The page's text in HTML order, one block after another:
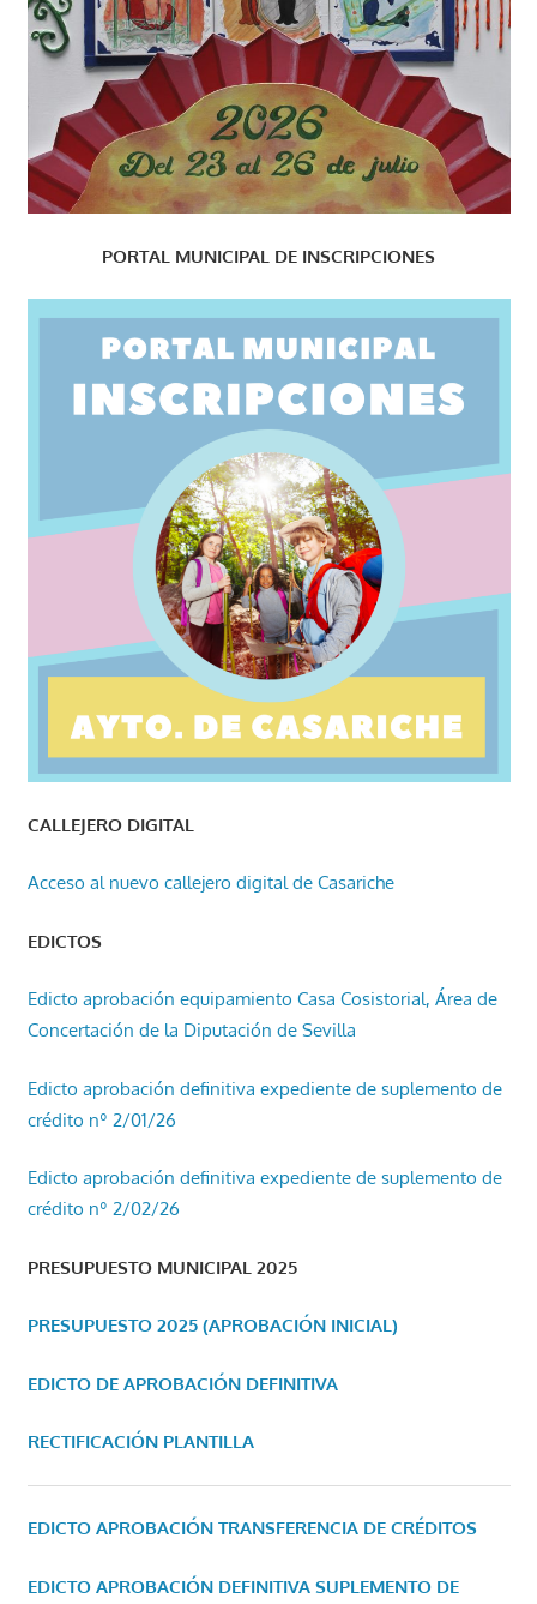
PORTAL MUNICIPAL DE INSCRIPCIONES
CALLEJERO DIGITAL
Acceso al nuevo callejero digital de Casariche
EDICTOS
Edicto aprobación equipamiento Casa Cosistorial, Área de
Concertación de la Diputación de Sevilla
Edicto aprobación definitiva expediente de suplemento de
crédito nº 2/01/26
Edicto aprobación definitiva expediente de suplemento de
crédito nº 2/02/26
PRESUPUESTO MUNICIPAL 2025
PRESUPUESTO 2025 (APROBACIÓN INICIAL)
EDICTO DE APROBACIÓN DEFINITIVA
RECTIFICACIÓN PLANTILLA
EDICTO APROBACIÓN TRANSFERENCIA DE CRÉDITOS
EDICTO APROBACIÓN DEFINITIVA SUPLEMENTO DE